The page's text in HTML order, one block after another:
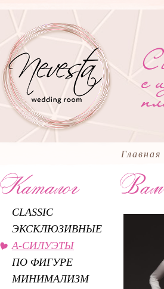
Главная
CLASSIC
ЭКСКЛЮЗИВНЫЕ
А-СИЛУЭТЫ
ПО ФИГУРЕ
МИНИМАЛИЗМ